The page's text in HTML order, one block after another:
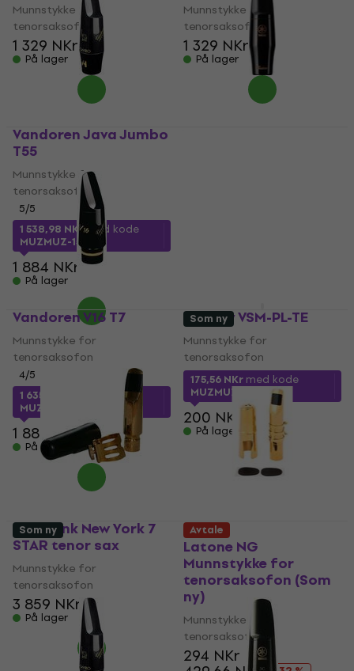
Munnstykke for
tenorsaksofon
1 329 NKr
På lager
Munnstykke for
tenorsaksofon
1 329 NKr
På lager
Vandoren Java Jumbo
T55
Munnstykke for
tenorsaksofon
5/5
1 538,98 NKrmed kode
MUZMUZ-15
1 884 NKr
På lager
Vandoren V16 T7
Munnstykke for
tenorsaksofon
4/5
1 635,09 NKr
med kode
MUZMUZ-10
1 884 NKr
På lager
Victory VSM-PL-TE
Munnstykke for
tenorsaksofon
175,56 NKrmed kode
MUZMUZ-10
200 NKr
På lager
Otto Link New York 7
STAR tenor sax
Munnstykke for
tenorsaksofon
3 859 NKr
På lager
Som ny
Latone NG
Munnstykke for
tenorsaksofon (Som
ny)
Munnstykke for
tenorsaksofon
294 NKr
Som ny Avtale